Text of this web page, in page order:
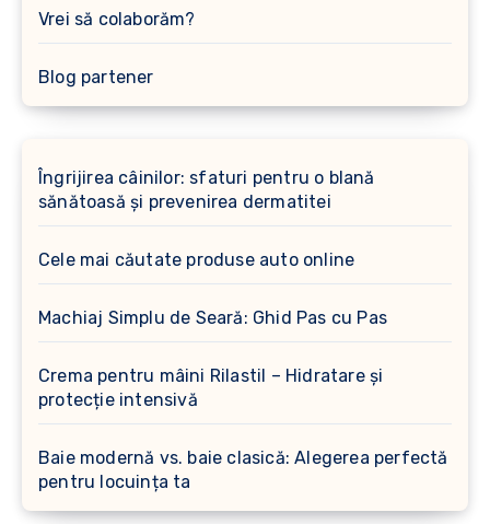
Vrei să colaborăm?
Blog partener
Îngrijirea câinilor: sfaturi pentru o blană
sănătoasă și prevenirea dermatitei
Cele mai căutate produse auto online
Machiaj Simplu de Seară: Ghid Pas cu Pas
Crema pentru mâini Rilastil – Hidratare și
protecție intensivă
Baie modernă vs. baie clasică: Alegerea perfectă
pentru locuința ta